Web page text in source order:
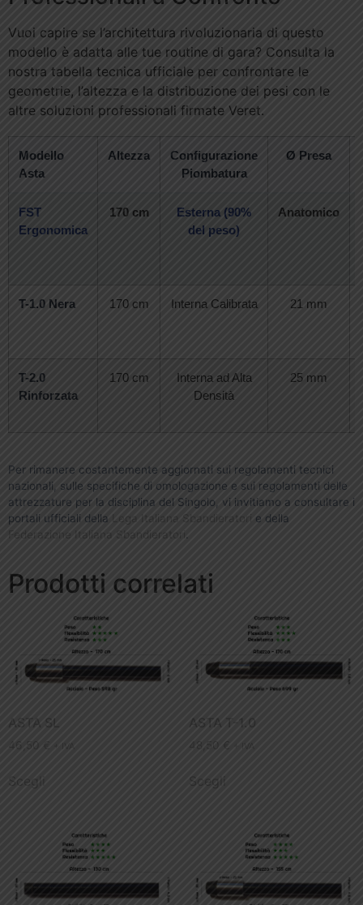
Vuoi capire se l’architettura rivoluzionaria di questo
modello è adatta alle tue routine di gara? Consulta la
nostra tabella tecnica ufficiale per confrontare le
geometrie, l’altezza e la distribuzione dei pesi con le
altre soluzioni professionali firmate Veret.
Modello
Asta
Altezza
Configurazione
Piombatura
Ø Presa
FST
Ergonomica
170 cm
Esterna (90%
del peso)
Anatomico
T-1.0 Nera 170 cm Interna Calibrata 21 mm
T-2.0
Rinforzata
170 cm
Interna ad Alta
Densità
25 mm
Per rimanere costantemente aggiornati sui regolamenti tecnici
nazionali, sulle specifiche di omologazione e sui regolamenti delle
attrezzature per la disciplina del Singolo, vi invitiamo a consultare i
portali ufficiali della
Lega Italiana Sbandieratori
e della
Federazione Italiana Sbandieratori
Prodotti correlati
ASTA SL
46,50 € + IVA
Scegli
ASTA T-1.0
48,50 € + IVA
Scegli